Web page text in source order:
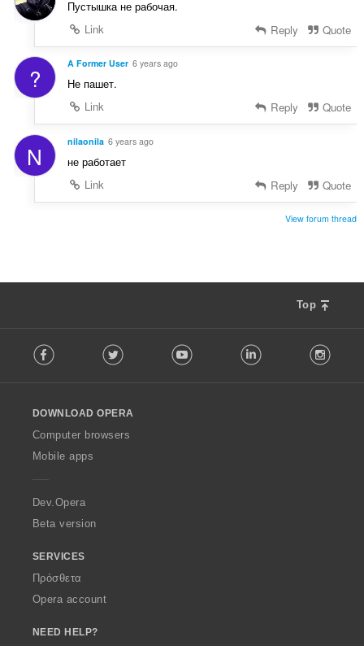
Пустышка не рабочая.
Link
Reply Quote
? A Former User 6 years ago
Не пашет.
Link
Reply Quote
N nilaonila 6 years ago
не работает
Link
Reply Quote
View forum thread
Top
o
w
O
p
a
Facebook Twitter Youtube LinkedIn
DOWNLOAD OPERA
Computer browsers
Mobile apps
Dev.Opera
Beta version
SERVICES
Πρόσθετα
Opera account
NEED HELP?